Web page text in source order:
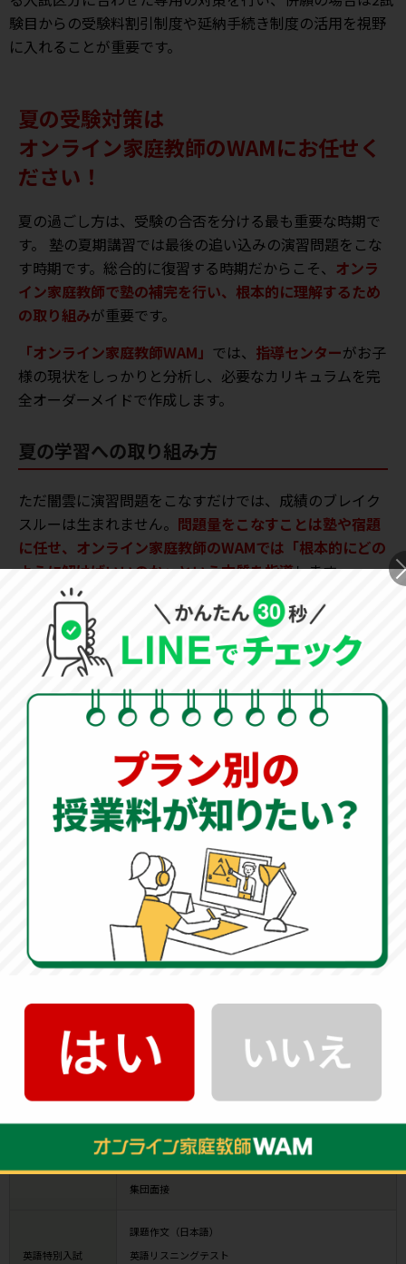
験目からの受験料割引制度や延納手続き制度の活用を視野
に入れることが重要です。
夏の受験対策は
オンライン家庭教師のWAMにお任せく
ださい！
夏の過ごし方は、受験の合否を分ける最も重要な時期で
す。 塾の夏期講習では最後の追い込みの演習問題をこな
す時期です。総合的に復習する時期だからこそ、 オンラ
イン家庭教師で塾の補完を行い、根本的に理解するため
の取り組みが重要です。
「オンライン家庭教師WAM」 では、 指導センターがお子
様の現状をしっかりと分析し、必要なカリキュラムを完
全オーダーメイドで作成します。
夏の学習への取り組み方
ただ闇雲に演習問題をこなすだけでは、成績のブレイク
スルーは生まれません。 問題量をこなすことは塾や宿題
に任せ、オンライン家庭教師のWAMでは「根本的にどの
ように解けばいいのか」という本質を指導します。
解き方のアプローチを知るだけで、今後の成績は大きく
変わってきます。
授業 500円キャンペーン実施中
東洋大学附属牛久中学校の入試情報
科目別配点・試験時間
国語・算数（各50分）
理科・社会（合わせて50分）
集団面接
適性検査問題Ⅰ（算数・理科／45分）
集団面接
英語特別入試
課題作文（日本語）
英語リスニングテスト